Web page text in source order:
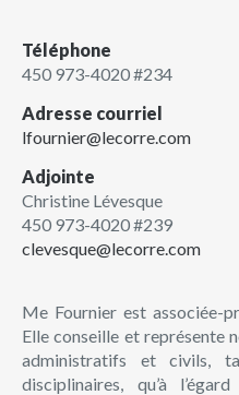
Téléphone
450 973-4020 #234
Adresse courriel
lfournier@lecorre.com
Adjointe
Christine Lévesque
450 973-4020 #239
clevesque@lecorre.com
Me Fournier est associée-
Elle conseille et représente
administratifs et civils,
disciplinaires, qu’à